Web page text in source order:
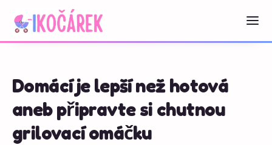
Domácí je lepší než hotová
aneb připravte si chutnou
grilovací omáčku